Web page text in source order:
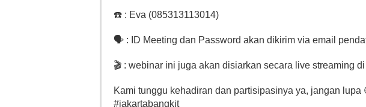
☎️ : Eva (085313113014)
🗣 : ID Meeting dan Password akan dikirim via email
🎬 : webinar ini juga akan disiarkan secara live streaming
Kami tunggu kehadiran dan partisipasinya ya, jangan lupa
#jakartabangkit